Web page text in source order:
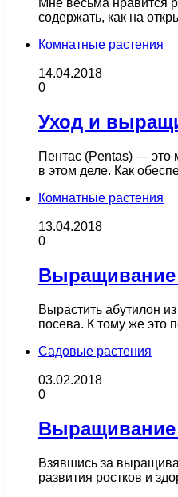
Мне весьма нравится
содержать, как на
Комнатные растения
14.04.2018
0
Уход и
Пентас (Pentas) — это
в этом деле. Как
Комнатные растения
13.04.2018
0
Выращивание
Вырастить абутилон
посева. К тому же это
Садовые растения
03.02.2018
0
Выращивание
Взявшись за
развития ростков и